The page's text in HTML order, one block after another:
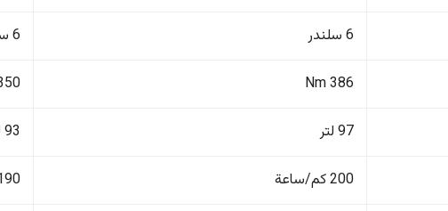
6 سلندر 6 سلندر
386 Nm
Nm
97 لتر 93 لتر
200 كم/ساعة 190 كم/